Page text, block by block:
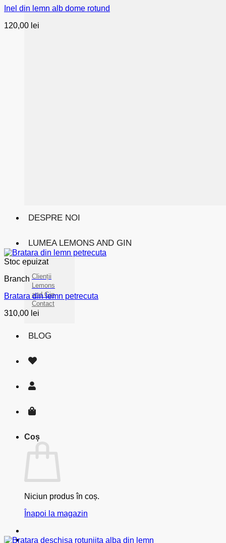
DESPRE NOI
LUMEA LEMONS AND GIN
Clienții
Lemons
and Gin
Contact
BLOG
Coș
Niciun produs în coș.
Înapoi la magazin
Inel din lemn alb dome rotund
120,00 lei
Stoc epuizat
Branch
Bratara din lemn petrecuta
310,00 lei